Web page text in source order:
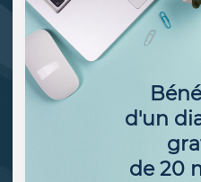
d'un
de 20